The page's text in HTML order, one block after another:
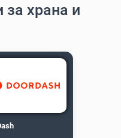
за храна и